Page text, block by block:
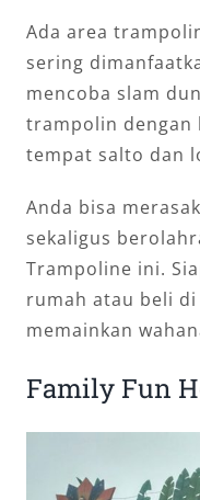
Ada area
sering
mencoba slam
trampolin dengan
tempat salto dan
Anda bisa
sekaligus
Trampoline ini.
rumah atau beli
memainkan
Family Fun